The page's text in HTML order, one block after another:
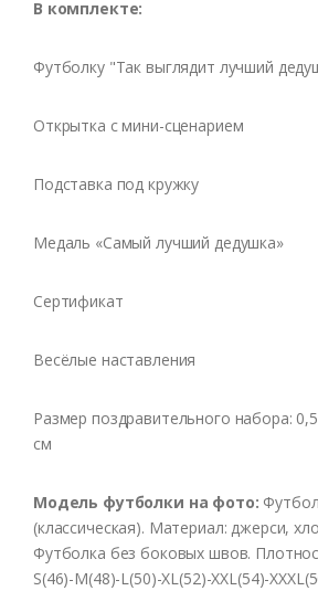
В комплекте:
Футболку "Так выглядит лучший
Открытка с мини-сценарием
Подставка под кружку
Медаль «Самый лучший дедушка»
Сертификат
Весёлые наставления
Размер поздравительного набора:
см
Модель футболки на фото:
(классическая). Материал: джерси,
Футболка без боковых швов.
S(46)-M(48)-L(50)-XL(52)-XXL(54)-